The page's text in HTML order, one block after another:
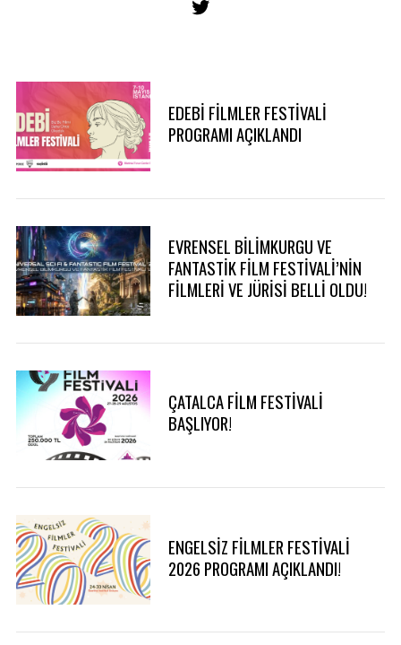
EDEBİ FİLMLER FESTİVALİ
PROGRAMI AÇIKLANDI
EVRENSEL BİLİMKURGU VE
FANTASTİK FİLM FESTİVALİ’NİN
FİLMLERİ VE JÜRİSİ BELLİ OLDU!
ÇATALCA FİLM FESTİVALİ
BAŞLIYOR!
ENGELSİZ FİLMLER FESTİVALİ
2026 PROGRAMI AÇIKLANDI!
S
e
a
h
o
r
: